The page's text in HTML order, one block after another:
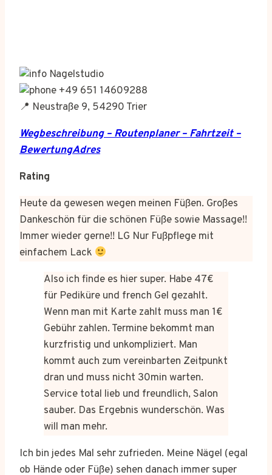
Nagelstudio
+49 651 14609288
📍 Neustraße 9, 54290 Trier
Wegbeschreibung – Routenplaner – Fahrtzeit –
BewertungAdres
Rating
Heute da gewesen wegen meinen Füßen. Großes
Dankeschön für die schönen Füße sowie Massage!!
Immer wieder gerne!! LG Nur Fußpflege mit
einfachem Lack
Also ich finde es hier super. Habe 47€
für Pediküre und french Gel gezahlt.
Wenn man mit Karte zahlt muss man 1€
Gebühr zahlen. Termine bekommt man
kurzfristig und unkompliziert. Man
kommt auch zum vereinbarten Zeitpunkt
dran und muss nicht 30min warten.
Service total lieb und freundlich, Salon
sauber. Das Ergebnis wunderschön. Was
will man mehr.
Ich bin jedes Mal sehr zufrieden. Meine Nägel (egal
ob Hände oder Füße) sehen danach immer super